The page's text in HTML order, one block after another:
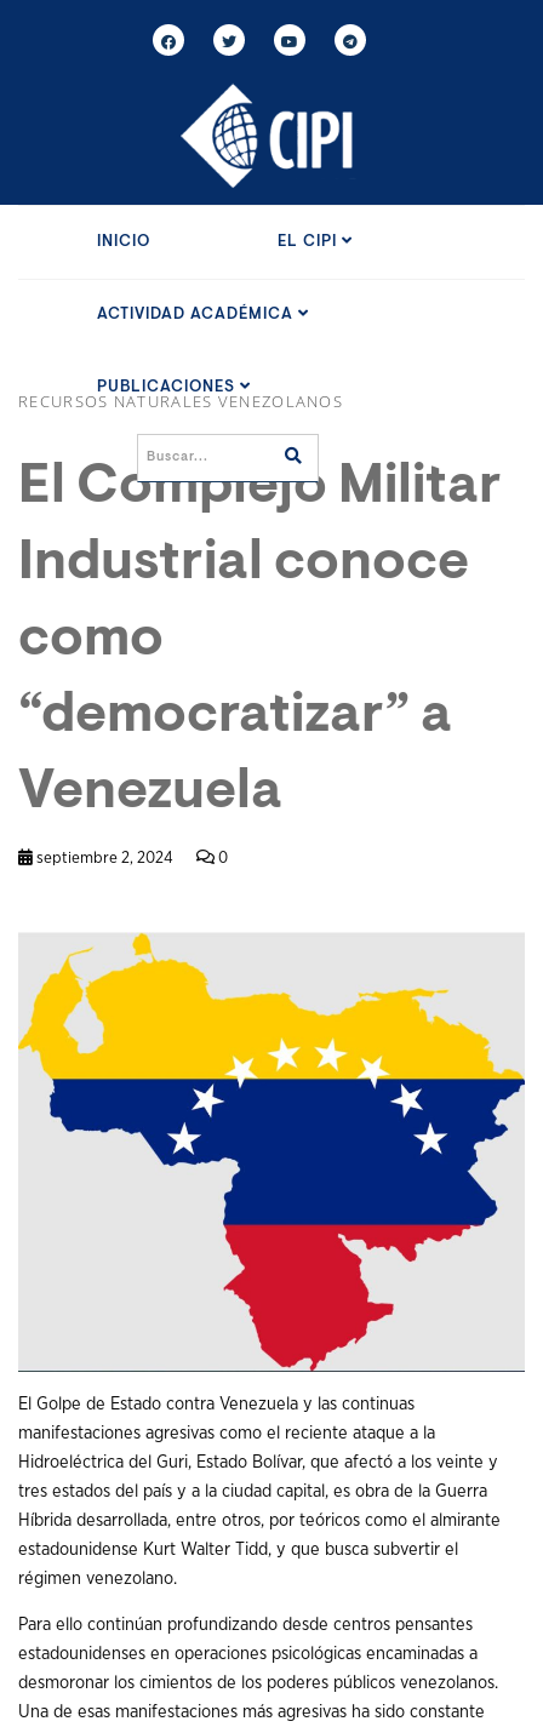
INICIO EL CIPI
ACTIVIDAD ACADÉMICA
PUBLICACIONES
RECURSOS NATURALES VENEZOLANOS
El Complejo Militar
Industrial conoce
como
“democratizar” a
Venezuela
septiembre 2, 2024 0
El Golpe de Estado contra Venezuela y las continuas
manifestaciones agresivas como el reciente ataque a la
Hidroeléctrica del Guri, Estado Bolívar, que afectó a los veinte y
tres estados del país y a la ciudad capital, es obra de la Guerra
Híbrida desarrollada, entre otros, por teóricos como el almirante
estadounidense Kurt Walter Tidd, y que busca subvertir el
régimen venezolano.
Para ello continúan profundizando desde centros pensantes
estadounidenses en operaciones psicológicas encaminadas a
desmoronar los cimientos de los poderes públicos venezolanos.
Una de esas manifestaciones más agresivas ha sido constante